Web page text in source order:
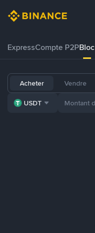
ExpressCompte P2PBloc
Acheter Vendre
USDT